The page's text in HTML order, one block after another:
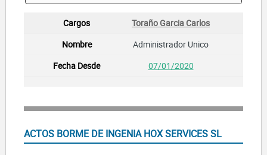
Toraño Garcia Carlos
Administrador Unico
07/01/2020
ACTOS BORME DE INGENIA HOX SERVICES SL